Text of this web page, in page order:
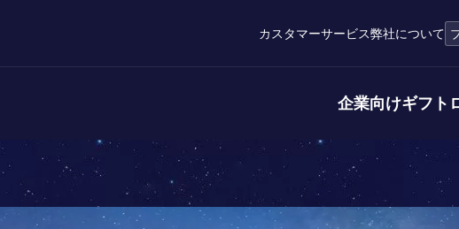
カスタマーサービス弊社について
企業向けギフト